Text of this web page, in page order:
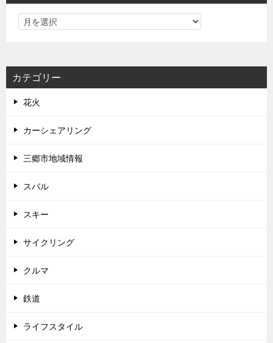
カテゴリー
花火
カーシェアリング
三郷市地域情報
スバル
スキー
サイクリング
クルマ
鉄道
ライフスタイル